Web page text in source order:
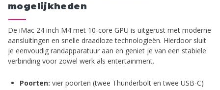
mogelijkheden
De iMac 24 inch M4 met 10-core GPU is uitgerust met moderne
aansluitingen en snelle draadloze technologieën. Hierdoor sluit
je eenvoudig randapparatuur aan en geniet je van een stabiele
verbinding voor zowel werk als entertainment.
Poorten: vier poorten (twee Thunderbolt en twee USB-C)